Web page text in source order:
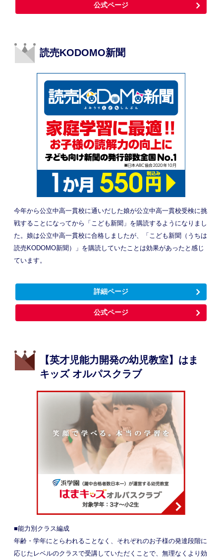
公式ページ
読売KODOMO新聞
今年から公立中高一貫校に通いだした娘が公立中高一貫校受検に挑
戦することになってから「こども新聞」を購読するようになりまし
た。娘は公立中高一貫校に合格しましたが、「こども新聞（うちは
読売KODOMO新聞）」を購読していたことは効果があったと感じ
ています。
詳細ページ
公式ページ
【英才児能力開発の幼児教室】はま
キッズ オルパスクラブ
■能力別クラス編成
年齢・学年にとらわれることなく、それぞれのお子様の発達段階に
応じたレベルのクラスで受講していただくことで、無理なくより効